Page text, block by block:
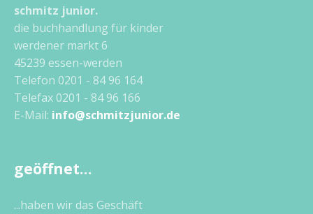
schmitz junior.
die buchhandlung für kinder
werdener markt 6
45239 essen-werden
Telefon 0201 - 84 96 164
Telefax 0201 - 84 96 166
E-Mail: info@schmitzjunior.de
geöffnet…
...haben wir das Geschäft